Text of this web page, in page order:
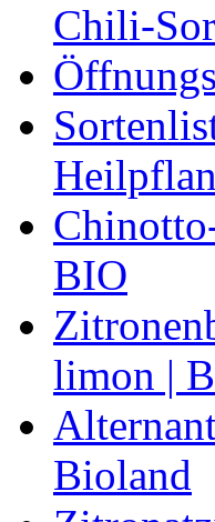
Chili-
BIO
limon |
Bioland